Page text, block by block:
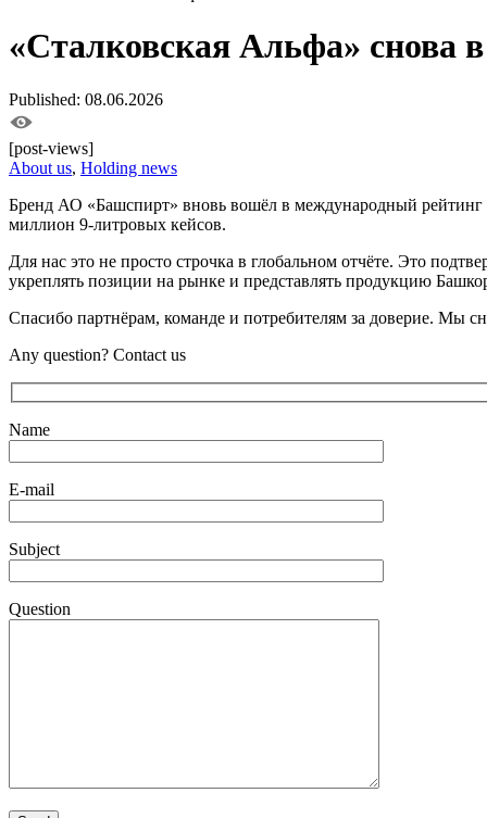
«Сталковская Альфа» снова
Published: 08.06.2026
[post-views]
About us, Holding news
Бренд АО «Башспирт» вновь вошёл в международный рейтинг
миллион 9-литровых кейсов.
Для нас это не просто строчка в глобальном отчёте. Это
укреплять позиции на рынке и представлять продукцию
Спасибо партнёрам, команде и потребителям за доверие. Мы
Any question? Contact us
Name
E-mail
Subject
Question